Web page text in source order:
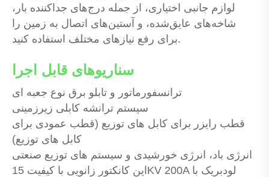
لوازم جانبی اختیاری، از جمله درج‌های جداکننده بار،
شاخه‌های عایق‌شده، و آستین‌های اتصال به زمین را
برای رفع نیازهای مختلف استفاده کنید.
سناریوهای قابل اجرا
ترانسفورماتور و تابلو برق نوع جعبه ای
سیستم ترانشه کابلی زیرزمینی
قطب رایزر برای کابل های توزیع (قطب عمودی برای
کابل های توزیع)
انرژی باد، انرژی خورشیدی و سیستم های توزیع صنعتی
این کانکتور زانویی با کیفیت 15KV 200A لودبریک با